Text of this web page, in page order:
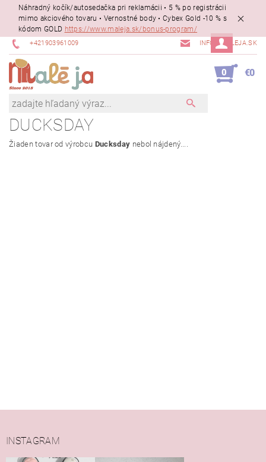
Náhradný kočík/autosedačka pri reklamácii • 5 % po registrácii
mimo akciového tovaru • Vernostné body • Cybex Gold -10 % s
kódom GOLD https://www.maleja.sk/bonus-program/
+421903961009 INFO@MALEJA.SK
0 €0
DUCKSDAY
Žiaden tovar od výrobcu Ducksday nebol nájdený....
INSTAGRAM